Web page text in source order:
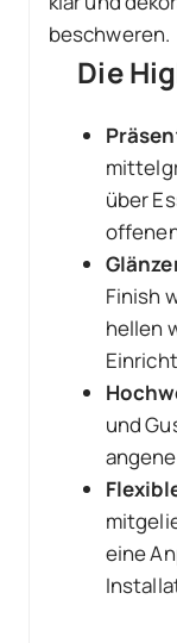
beschweren.
Die
über
Finish
hellen
und
eine